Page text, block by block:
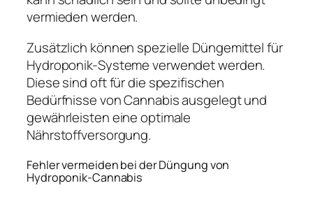
vermieden werden.
Zusätzlich können spezielle Düngemittel für
Hydroponik-Systeme verwendet werden.
Diese sind oft für die spezifischen
Bedürfnisse von Cannabis ausgelegt und
gewährleisten eine optimale
Nährstoffversorgung.
Fehler vermeiden bei der Düngung von
Hydroponik-Cannabis